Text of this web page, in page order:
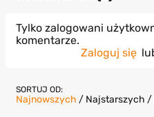
Tylko zalogowani
komentarze.
Zaloguj się
SORTUJ OD:
Najnowszych / Najstarszych /